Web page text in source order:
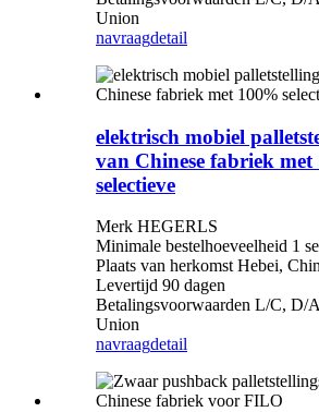
Union
navraagdetail
elektrisch mobiel
van Chinese fabriek met
selectieve
Merk HEGERLS
Minimale bestelhoeveelheid 1
Plaats van herkomst Hebei,
Levertijd 90 dagen
Betalingsvoorwaarden L/C, D/
Union
navraagdetail